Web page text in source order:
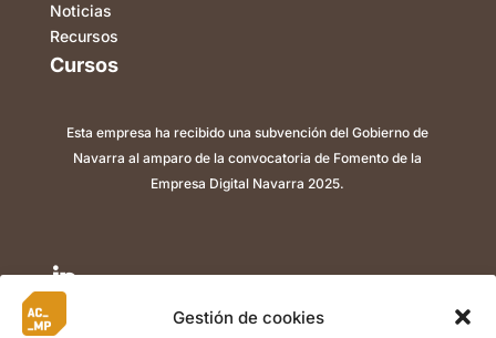
Gestión de cookies
Noticias
Recursos
Cursos
Esta empresa ha recibido una subvención del Gobierno de
Navarra al amparo de la convocatoria de Fomento de la
Empresa Digital Navarra 2025.
